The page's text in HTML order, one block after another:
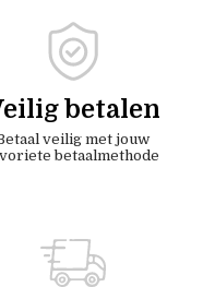
betalen
veilig met jouw
betaalmethode